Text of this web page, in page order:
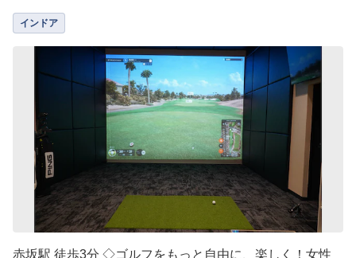
インドア
赤坂駅 徒歩3分 ◇ゴルフをもっと自由に、楽しく！女性